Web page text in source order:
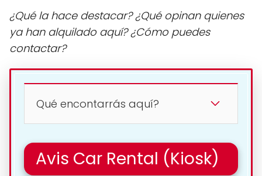
¿Qué la hace destacar? ¿Qué opinan quienes
ya han alquilado aquí? ¿Cómo puedes
contactar?
Qué encontarrás aquí?
Avis Car Rental (Kiosk)